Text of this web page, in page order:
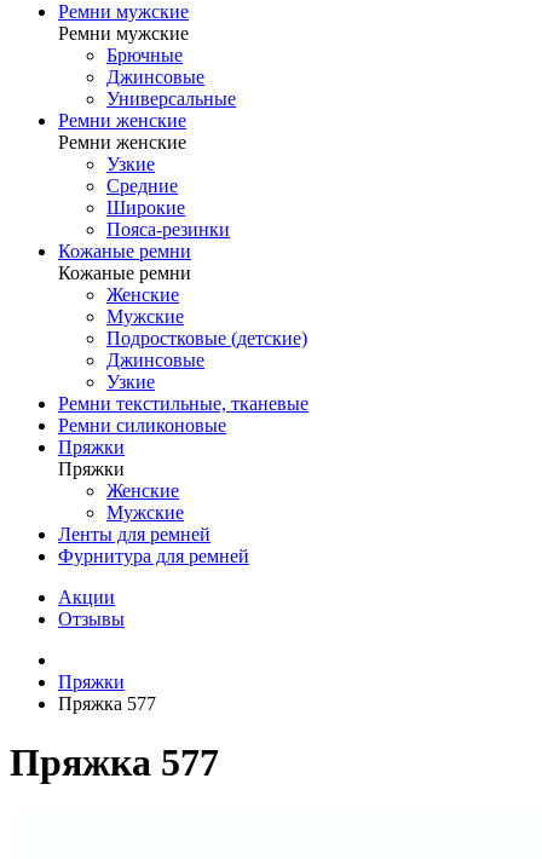
Ремни мужские
Ремни мужские
Брючные
Джинсовые
Универсальные
Ремни женские
Ремни женские
Узкие
Средние
Широкие
Пояса-резинки
Кожаные ремни
Кожаные ремни
Женские
Мужские
Подростковые (детские)
Джинсовые
Узкие
Ремни текстильные, тканевые
Ремни силиконовые
Пряжки
Пряжки
Женские
Мужские
Ленты для ремней
Фурнитура для ремней
Акции
Отзывы
Пряжки
Пряжка 577
Пряжка 577